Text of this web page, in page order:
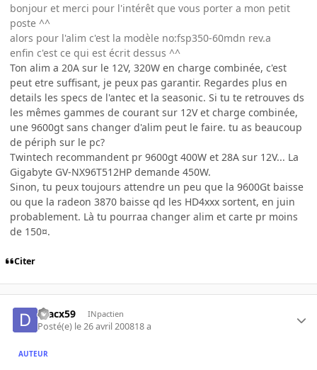
bonjour et merci pour l'intérêt que vous porter a mon petit
poste ^^
alors pour l'alim c'est la modèle no:fsp350-60mdn rev.a
enfin c'est ce qui est écrit dessus ^^
Ton alim a 20A sur le 12V, 320W en charge combinée, c'est
peut etre suffisant, je peux pas garantir. Regardes plus en
details les specs de l'antec et la seasonic. Si tu te retrouves ds
les mêmes gammes de courant sur 12V et charge combinée,
une 9600gt sans changer d'alim peut le faire. tu as beaucoup
de périph sur le pc?
Twintech recommandent pr 9600gt 400W et 28A sur 12V... La
Gigabyte GV-NX96T512HP demande 450W.
Sinon, tu peux toujours attendre un peu que la 9600Gt baisse
ou que la radeon 3870 baisse qd les HD4xxx sortent, en juin
probablement. Là tu pourraa changer alim et carte pr moins
de 150¤.
Citer
dracx59 INpactien
Posté(e) le 26 avril 200818 a
AUTEUR